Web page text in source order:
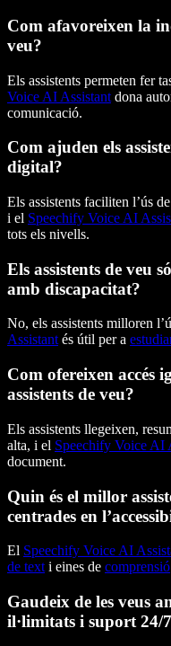
Com afavoreixen la
veu?
Els assistents permeten fer
Voice AI Assistant dona
comunicació.
Com ajuden els
digital?
Els assistents faciliten l’ús
i el Speechify Voice AI
tots els nivells.
Els assistents de veu
amb discapacitat?
No, els assistents milloren
Assistant és útil per a
Com ofereixen accés
assistents de veu?
Els assistents llegeixen,
alta, i el Speechify Voice AI
document.
Quin és el millor
centrades en
El Speechify Voice AI
de text i eines de comprensió
Gaudeix de les veus
il·limitats i suport 24/7